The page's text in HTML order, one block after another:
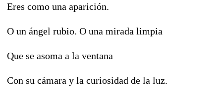
Eres como una aparición.
O un ángel rubio. O una mirada limpia
Que se asoma a la ventana
Con su cámara y la curiosidad de la luz.